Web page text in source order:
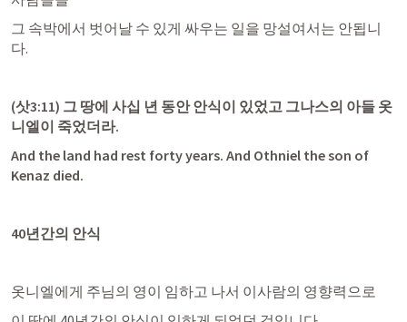
그 속박에서 벗어날 수 있게 싸우는 일을 망설여서는 안됩니
다.
(삿3:11) 그 땅에 사십 년 동안 안식이 있었고 그나스의 아들 옷
니엘이 죽었더라.
And the land had rest forty years. And Othniel the son of
Kenaz died.
40년간의 안식
옷니엘에게 주님의 영이 임하고 나서 이사람의 영향력으로